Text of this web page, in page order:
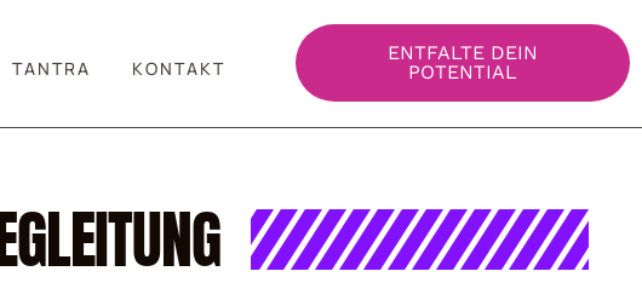
TANTRA KONTAKT
ENTFALTE DEIN
POTENTIAL